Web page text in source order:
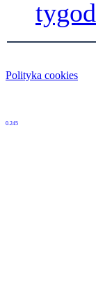
Polityka cookies
0.245